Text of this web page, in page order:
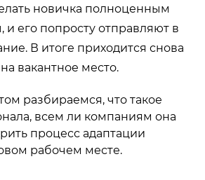
новичка полноценным
его попросту отправляют в
В итоге приходится снова
вакантное место.
разбираемся, что такое
всем ли компаниям она
процесс адаптации
рабочем месте.